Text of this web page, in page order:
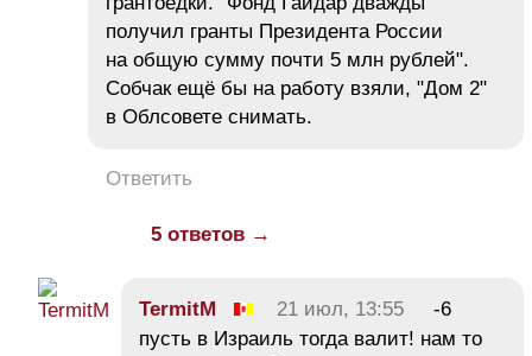
получил гранты Президента России
на общую сумму почти 5 млн рублей".
Собчак ещё бы на работу взяли, "Дом 2"
в Облсовете снимать.
Ответить
5 ответов →
TermitM 21 июл, 13:55
-6
пусть в Израиль тогда валит! нам то